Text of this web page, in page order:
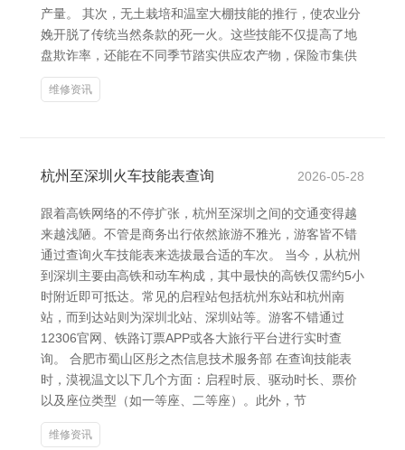
产量。 其次，无土栽培和温室大棚技能的推行，使农业分
娩开脱了传统当然条款的死一火。这些技能不仅提高了地
盘欺诈率，还能在不同季节踏实供应农产物，保险市集供
维修资讯
杭州至深圳火车技能表查询 2026-05-28
跟着高铁网络的不停扩张，杭州至深圳之间的交通变得越
来越浅陋。不管是商务出行依然旅游不雅光，游客皆不错
通过查询火车技能表来选拔最合适的车次。 当今，从杭州
到深圳主要由高铁和动车构成，其中最快的高铁仅需约5小
时附近即可抵达。常见的启程站包括杭州东站和杭州南
站，而到达站则为深圳北站、深圳站等。游客不错通过
12306官网、铁路订票APP或各大旅行平台进行实时查
询。 合肥市蜀山区彤之杰信息技术服务部 在查询技能表
时，漠视温文以下几个方面：启程时辰、驱动时长、票价
以及座位类型（如一等座、二等座）。此外，节
维修资讯